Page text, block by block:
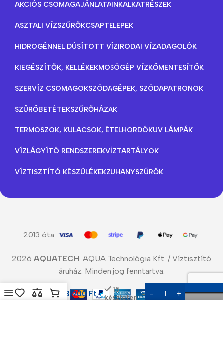
AKCIÓS CSOMAGAJÁNLATAINKALKATRÉSZEK
ASZTALI VÍZSZŰRŐKCSAPTELEPEK
HIDROGÉNNEL DÚSÍTOTT VÍZIRODAI VÍZADAGOLÓK
KIEGÉSZÍTŐK, KELLÉKEKMOSÓGÉP VÍZKŐMENTESÍTŐK
SZERVÍZ CSOMAGOKSZÓDAGÉPEK, SZÓDAPATRONOK
SZŰRŐBETÉTEKSZŰRŐHÁZAK
TERMOSZOK, KULACSOK, ÉTELHORDÓKUV LÁMPÁK
VÍZLÁGYÍTÓ RENDSZEREKVÍZTARTÁLYOK
VÍZTISZTÍTÓ KÉSZÜLÉKEKZUHANYSZŰRŐK
2013 óta.
2026 AQUATECH. AQUA Technológia Kft. / Víztisztító
áruház. Minden jog fenntartva.
Négyutas
szelep 6
3.900 Ft
15
készleten